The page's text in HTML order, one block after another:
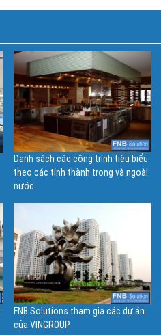
Danh sách các công trình tiêu biểu
theo các tỉnh thành trong và ngoài
nước
FNB Solutions tham gia các dự án
của VINGROUP